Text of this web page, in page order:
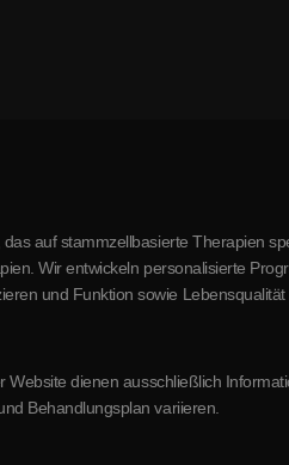
auf stammzellbasierte Therapien
Wir entwickeln personalisierte
und Funktion sowie
dienen ausschließlich
Behandlungsplan variieren.